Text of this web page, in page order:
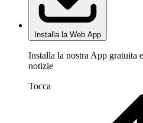
Installa la Web App
Installa la nostra App gratuita
notizie
Tocca